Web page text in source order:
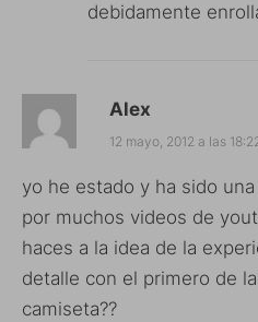
debidamente
Alex
12 mayo, 2012 a las
yo he estado y ha sido
por muchos videos de
haces a la idea de la
detalle con el primero de
camiseta??